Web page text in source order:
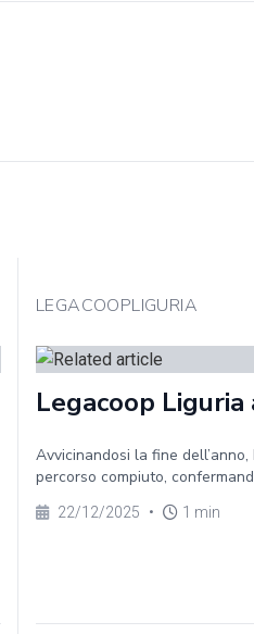
LEGACOOPLIGURIA
Legacoop
Avvicinandosi la fine
percorso compiuto,
22/12/2025 • 1 min